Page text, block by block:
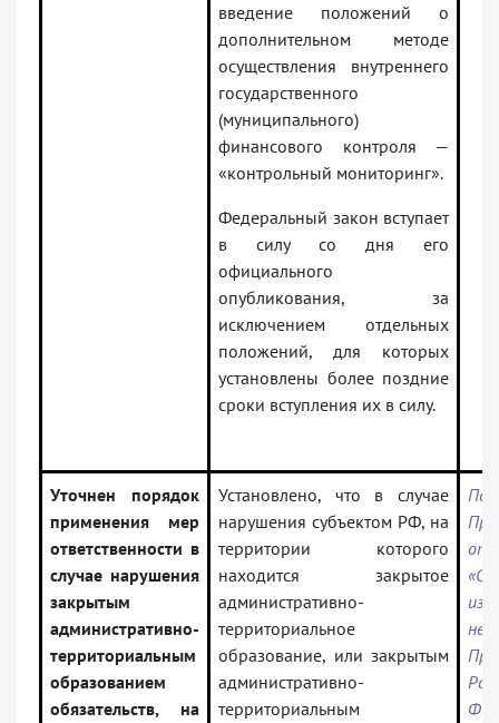
введение положений о
дополнительном методе
осуществления внутреннего
государственного
(муниципального)
финансового контроля —
«контрольный мониторинг».
Федеральный закон вступает
в силу со дня его
официального
опубликования, за
исключением отдельных
положений, для которых
установлены более поздние
сроки вступления их в силу.
Уточнен порядок
применения мер
ответственности в
случае нарушения
закрытым
административно-
территориальным
образованием
обязательств, на
Установлено, что в случае
нарушения субъектом РФ, на
территории которого
находится закрытое
административно-
территориальное
образование, или закрытым
административно-
территориальным
от